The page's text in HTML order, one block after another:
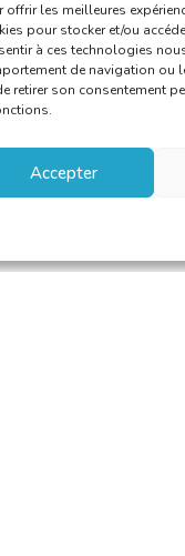
offrir les meilleures
pour stocker et/ou
à ces technologies
de navigation ou
retirer son consentement
Accepter